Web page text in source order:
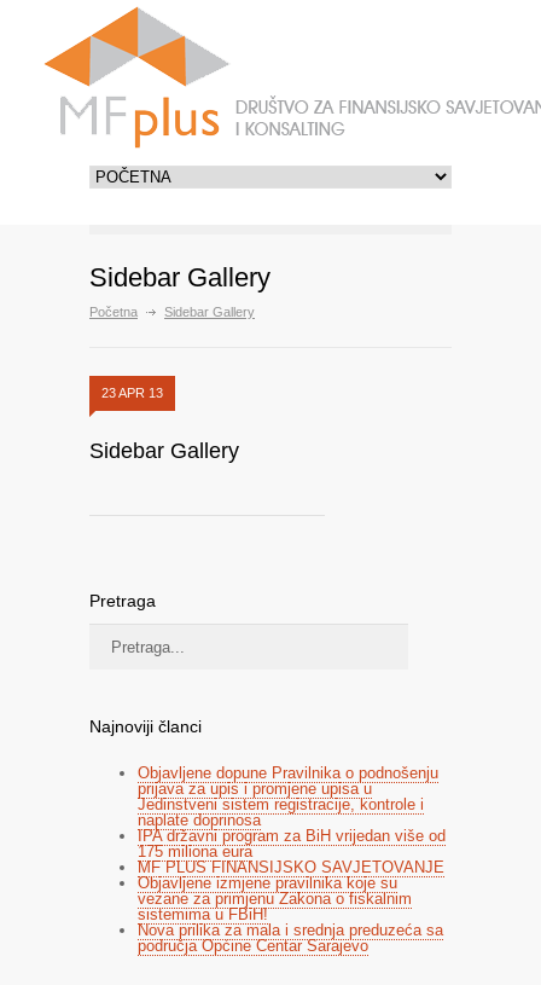
Sidebar Gallery
Početna Sidebar Gallery
23 APR 13
Sidebar Gallery
Pretraga
Najnoviji članci
Objavljene dopune Pravilnika o podnošenju
prijava za upis i promjene upisa u
Jedinstveni sistem registracije, kontrole i
naplate doprinosa
IPA državni program za BiH vrijedan više od
175 miliona eura
MF PLUS FINANSIJSKO SAVJETOVANJE
Objavljene izmjene pravilnika koje su
vezane za primjenu Zakona o fiskalnim
sistemima u FBiH!
Nova prilika za mala i srednja preduzeća sa
područja Općine Centar Sarajevo